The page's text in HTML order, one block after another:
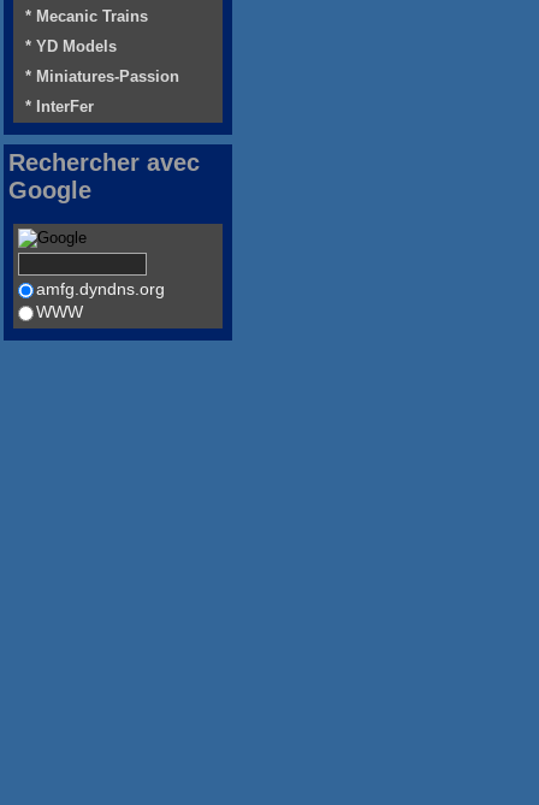
* Mecanic Trains
* YD Models
* Miniatures-Passion
* InterFer
Rechercher avec
Google
amfg.dyndns.org
WWW